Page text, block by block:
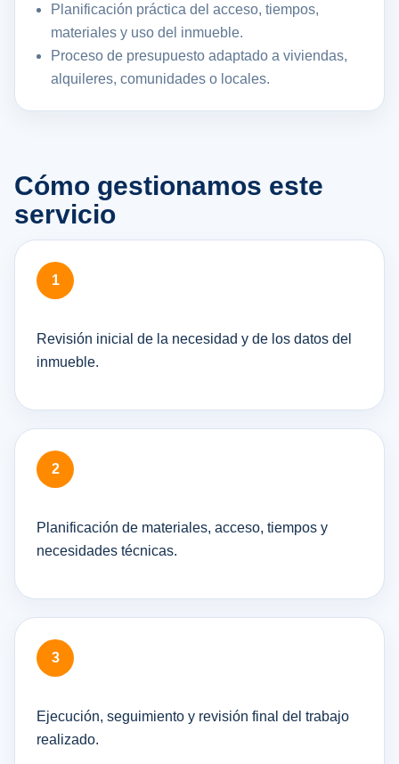
Planificación práctica del acceso, tiempos,
materiales y uso del inmueble.
Proceso de presupuesto adaptado a viviendas,
alquileres, comunidades o locales.
Cómo gestionamos este
servicio
Revisión inicial de la necesidad y de los datos del
inmueble.
Planificación de materiales, acceso, tiempos y
necesidades técnicas.
Ejecución, seguimiento y revisión final del trabajo
realizado.